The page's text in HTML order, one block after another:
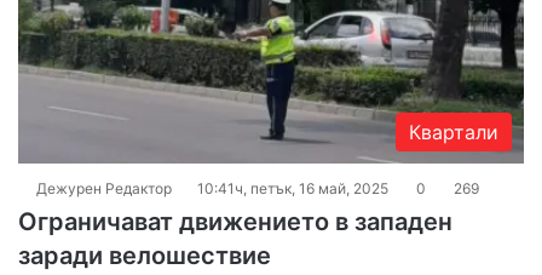
Квартали
Дежурен Редактор 10:41ч, петък, 16 май, 2025 0 269
Ограничават движението в западен
заради велошествие